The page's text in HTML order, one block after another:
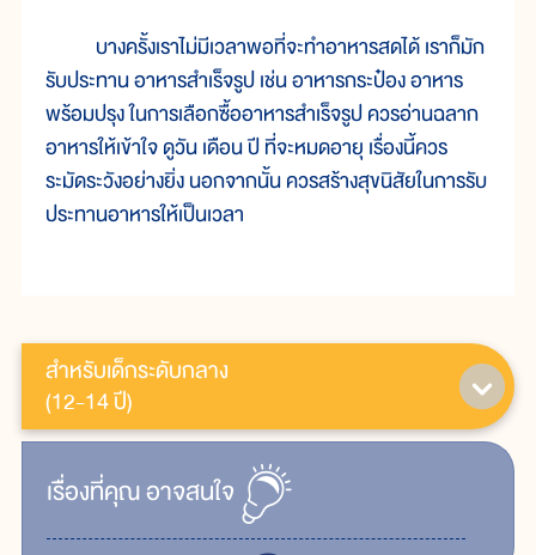
สำหรับเด็กระดับกลาง
(12-14 ปี)
เรื่ิองที่คุณอาจสนใจ
บางครั้งเราไม่มีเวลาพอที่จะทำอาหารสดได้ เราก็มัก
รับประทาน อาหารสำเร็จรูป เช่น อาหารกระป๋อง อาหาร
พร้อมปรุง ในการเลือกซื้ออาหารสำเร็จรูป ควรอ่านฉลาก
อาหารให้เข้าใจ ดูวัน เดือน ปี ที่จะหมดอายุ เรื่องนี้ควร
ระมัดระวังอย่างยิ่ง นอกจากนั้น ควรสร้างสุขนิสัยในการรับ
ประทานอาหารให้เป็นเวลา